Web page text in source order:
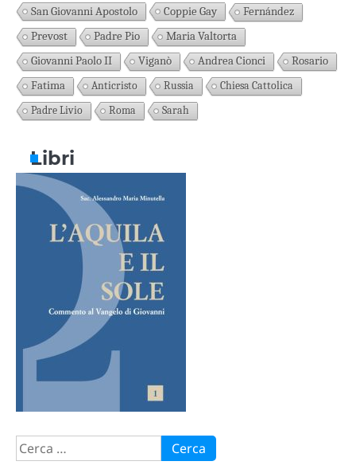
San Giovanni Apostolo
Coppie Gay
Fernández
Prevost
Padre Pio
Maria Valtorta
Giovanni Paolo II
Viganò Andrea Cionci
Rosario
Fatima
Anticristo Russia
Chiesa Cattolica
Padre Livio
Roma Sarah
Libri
Ricerca
per: